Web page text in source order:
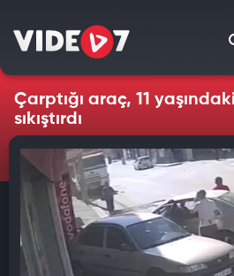
Çarptığı araç, 11
sıkıştırdı